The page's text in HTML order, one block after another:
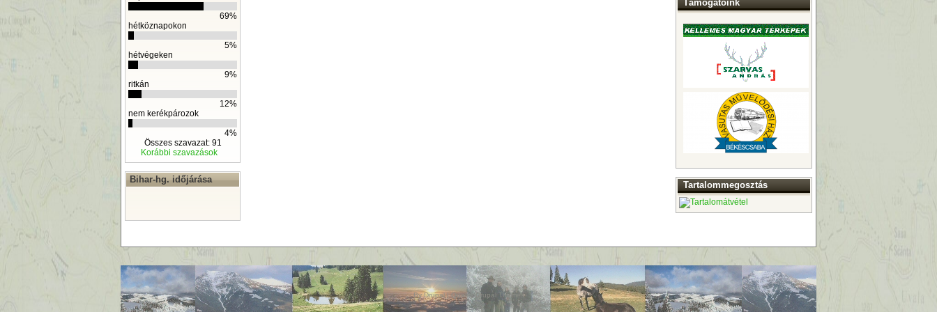
69%
hétköznapokon
5%
hétvégeken
9%
ritkán
12%
nem kerékpározok
4%
Összes szavazat: 91
Korábbi szavazások
Bihar-hg. időjárása
Támogatóink
Tartalommegosztás
ByDrupal|Quality Drupal Themes